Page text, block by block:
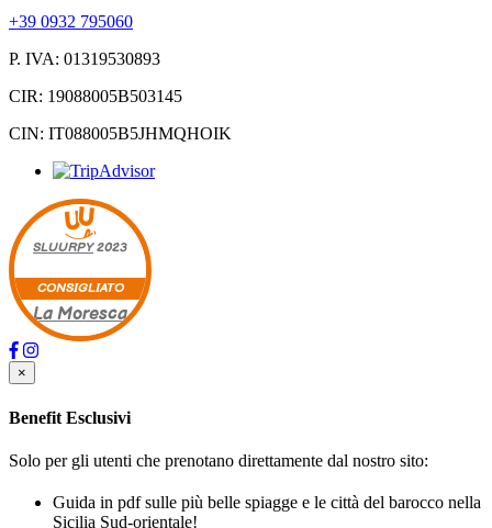
+39 0932 795060
P. IVA: 01319530893
CIR: 19088005B503145
CIN: IT088005B5JHMQHOIK
SLUURPY2023
CONSIGLIATO
La Moresca
×
Benefit Esclusivi
Solo per gli utenti che prenotano direttamente dal nostro sito:
Guida in pdf sulle più belle spiagge e le città del barocco nella
Sicilia Sud-orientale!